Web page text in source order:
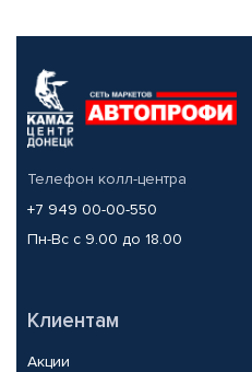
Телефон колл-центра
+7 949 00-00-550
Пн-Вс с 9.00 до 18.00
Клиентам
Акции